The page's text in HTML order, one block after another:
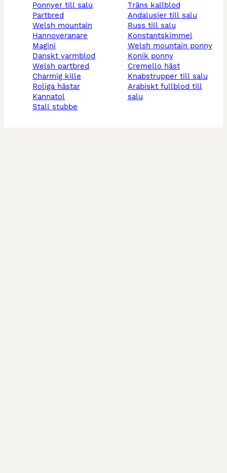
ponnyer till salu
partbred
welsh mountain
hannoveranare
magini
danskt varmblod
welsh partbred
charmig kille
roliga hästar
kannatol
stall stubbe
träns kallblod
andalusier till salu
russ till salu
konstantskimmel
welsh mountain ponny
konik ponny
cremello häst
knabstrupper till salu
arabiskt fullblod till
salu